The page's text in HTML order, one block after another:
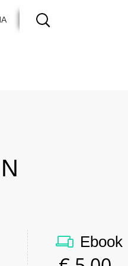
ARTES E ESPECTÁCULOS
Ebook